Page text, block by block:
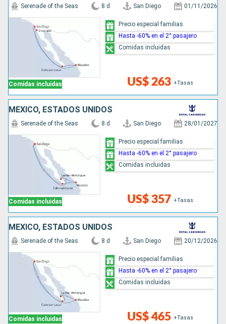
Comidas incluidas
Serenade of the Seas 8 d San Diego 01/11/2026
US$ 263 +Tasas
Precio especial familias
Hasta -60% en el 2° pasajero
Comidas incluidas
MÉXICO, ESTADOS UNIDOS
Comidas incluidas
Serenade of the Seas 8 d San Diego 28/01/2027
US$ 357 +Tasas
Precio especial familias
Hasta -60% en el 2° pasajero
Comidas incluidas
MÉXICO, ESTADOS UNIDOS
Comidas incluidas
Serenade of the Seas 8 d San Diego 20/12/2026
US$ 465 +Tasas
Precio especial familias
Hasta -60% en el 2° pasajero
Comidas incluidas